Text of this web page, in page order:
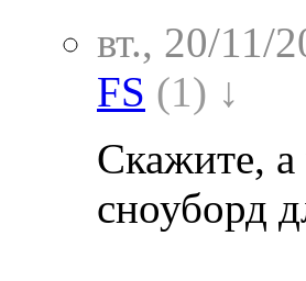
вт., 20/11/
FS (1) ↓
Скажите, а
сноуборд